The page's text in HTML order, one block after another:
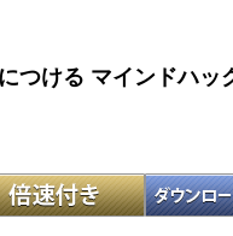
つける マインドハッ